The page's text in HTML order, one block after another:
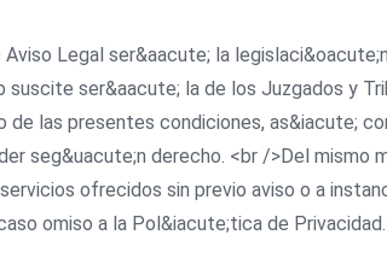
Legal ser&aacute; la
ser&aacute; la de los Juzgados y
de las presentes condiciones, as&iacute;
seg&uacute;n derecho. <br />Del mismo
ofrecidos sin previo aviso o a
omiso a la Pol&iacute;tica de